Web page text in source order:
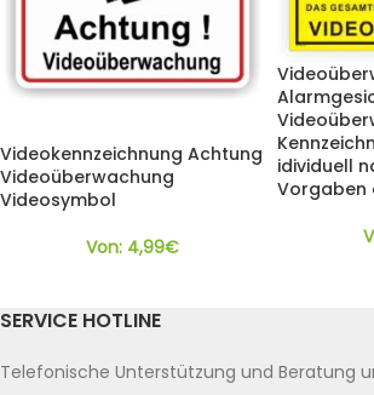
Videokennzeichnung Achtung
Videoüberwachung
Videosymbol
Von: 4,99€
idividuell
Vorgaben
SERVICE HOTLINE
Telefonische Unterstützung und Beratung